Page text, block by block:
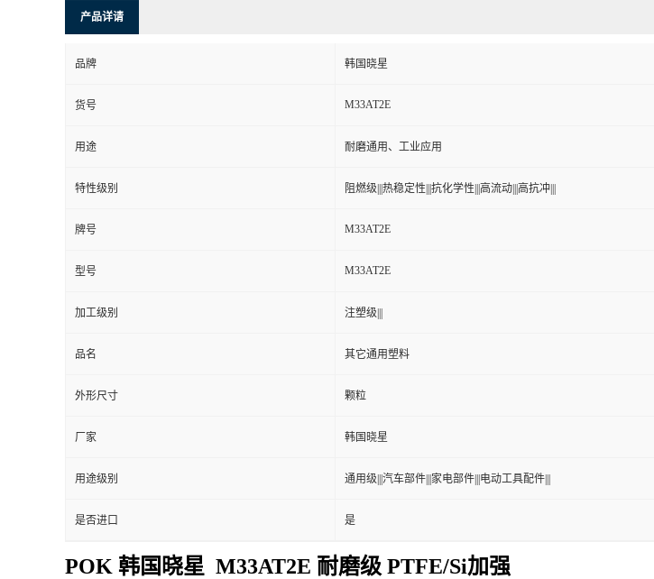
产品详请
品牌 韩国晓星
货号 M33AT2E
用途 耐磨通用、工业应用
特性级别 阻燃级|||热稳定性|||抗化学性|||高流动|||高抗冲|||
牌号 M33AT2E
型号 M33AT2E
加工级别 注塑级|||
品名 其它通用塑料
外形尺寸 颗粒
厂家 韩国晓星
用途级别 通用级|||汽车部件|||家电部件|||电动工具配件|||
是否进口 是
POK 韩国晓星 M33AT2E 耐磨级 PTFE/Si加强